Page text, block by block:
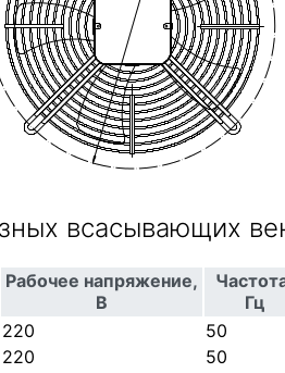
всасывающих
Рабочее напряжение,
В
Гц
220 50
220 50